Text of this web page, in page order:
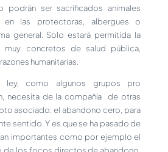
podrán ser sacrificados animales
en las protectoras, albergues o
general. Solo estará permitida la
muy concretos de salud pública,
humanitarias.
ley, como algunos grupos pro
necesita de la compañía de otras
asociado: el abandono cero, para
sentido. Y es que se ha pasado de
importantes como por ejemplo el
de los focos directos de abandono.